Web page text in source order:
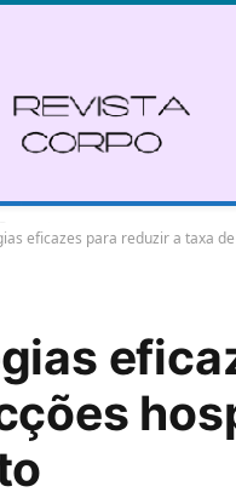
eficazes para reduzir a taxa